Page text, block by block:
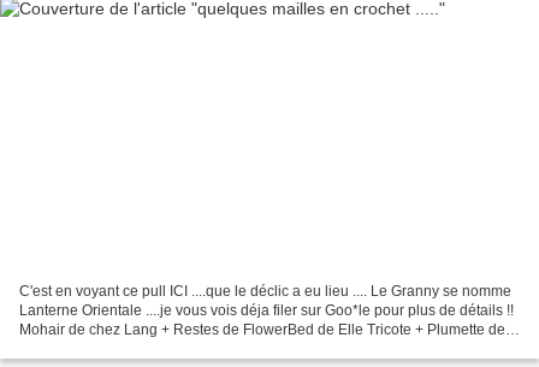
C'est en voyant ce pull ICI ....que le déclic a eu lieu .... Le Granny se nomme
Lanterne Orientale ....je vous vois déja filer sur Goo*le pour plus de détails !!
Mohair de chez Lang + Restes de FlowerBed de Elle Tricote + Plumette de